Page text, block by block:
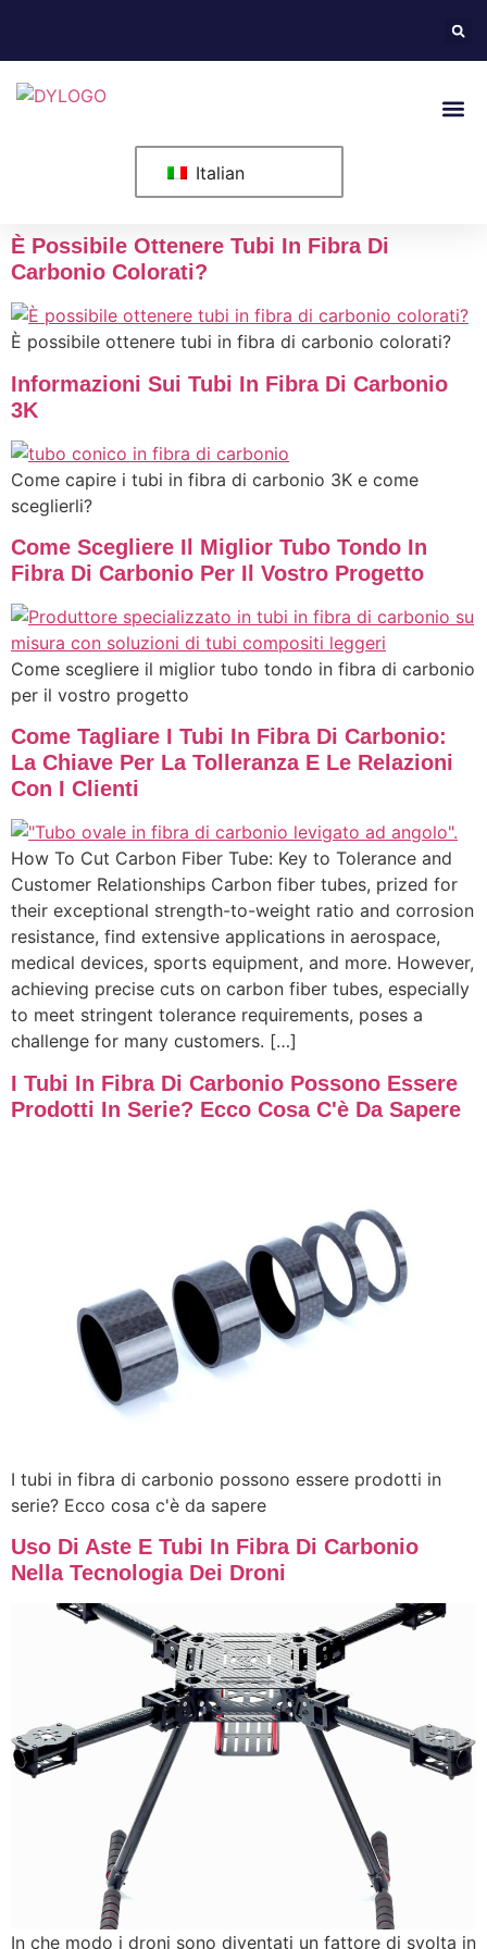
Italian
È Possibile Ottenere Tubi In Fibra Di
Carbonio Colorati?
È possibile ottenere tubi in fibra di carbonio colorati?
Informazioni Sui Tubi In Fibra Di Carbonio
3K
Come capire i tubi in fibra di carbonio 3K e come
sceglierli?
Come Scegliere Il Miglior Tubo Tondo In
Fibra Di Carbonio Per Il Vostro Progetto
Come scegliere il miglior tubo tondo in fibra di carbonio
per il vostro progetto
Come Tagliare I Tubi In Fibra Di Carbonio:
La Chiave Per La Tolleranza E Le Relazioni
Con I Clienti
How To Cut Carbon Fiber Tube: Key to Tolerance and
Customer Relationships Carbon fiber tubes, prized for
their exceptional strength-to-weight ratio and corrosion
resistance, find extensive applications in aerospace,
medical devices, sports equipment, and more. However,
achieving precise cuts on carbon fiber tubes, especially
to meet stringent tolerance requirements, poses a
challenge for many customers. […]
I Tubi In Fibra Di Carbonio Possono Essere
Prodotti In Serie? Ecco Cosa C'è Da Sapere
I tubi in fibra di carbonio possono essere prodotti in
serie? Ecco cosa c'è da sapere
Uso Di Aste E Tubi In Fibra Di Carbonio
Nella Tecnologia Dei Droni
In che modo i droni sono diventati un fattore di svolta in